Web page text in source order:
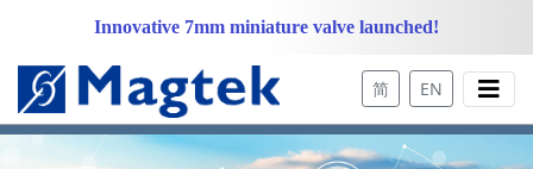
Innovative 7mm miniature valve launched!
简 EN